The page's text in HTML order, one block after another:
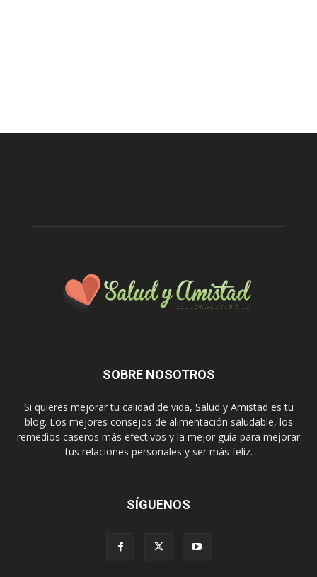
SOBRE NOSOTROS
Si quieres mejorar tu calidad de vida, Salud y Amistad es tu
blog. Los mejores consejos de alimentación saludable, los
remedios caseros más efectivos y la mejor guía para mejorar
tus relaciones personales y ser más feliz.
SÍGUENOS